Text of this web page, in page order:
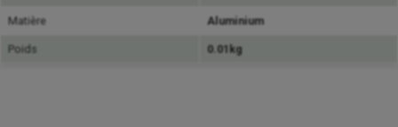
Matière Aluminium
Poids 0.01kg